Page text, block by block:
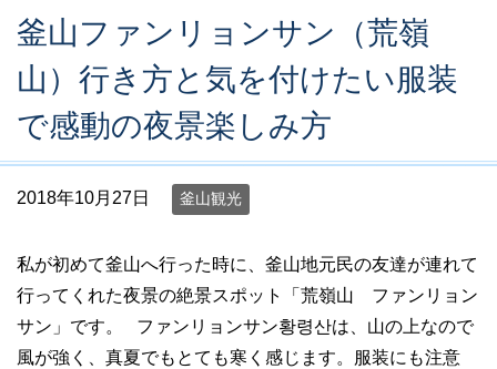
釜山ファンリョンサン（荒嶺
山）行き方と気を付けたい服装
で感動の夜景楽しみ方
2018年10月27日 釜山観光
私が初めて釜山へ行った時に、釜山地元民の友達が連れて
行ってくれた夜景の絶景スポット「荒嶺山 ファンリョン
サン」です。 ファンリョンサン황령산は、山の上なので
風が強く、真夏でもとても寒く感じます。服装にも注意